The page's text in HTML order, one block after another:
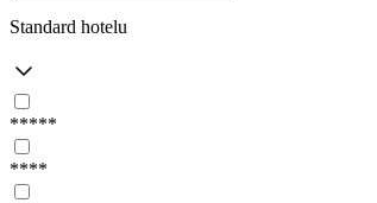
Standard hotelu
*****
****